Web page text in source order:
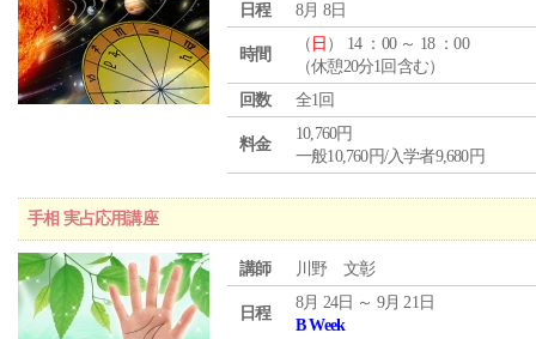
日程
8月 8日
時間
（ 日 ） 14 ：00 ～ 18 ：00
（休憩20分1回含む）
回数
全1回
料金
10,760円
一般10,760円/入学者9,680円
手相 実占応用講座
講師 川野 文彰
日程
8月 24日 ～ 9月 21日
B Week